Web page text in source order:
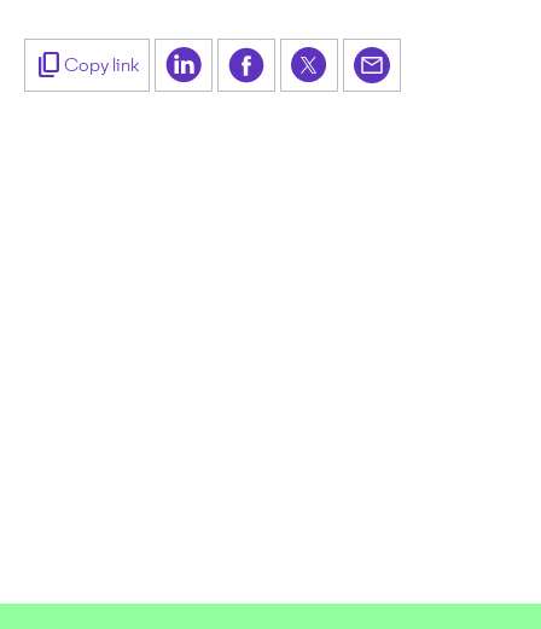
content_copy Copy link